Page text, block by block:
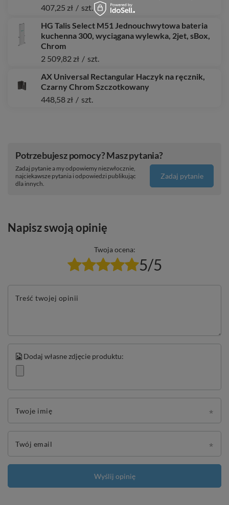
407,25 zł / szt.
HG Talis Select M51 Jednouchwytowa bateria
kuchenna 300, wyciągana wylewka, 2jet, sBox,
Chrom
2 509,82 zł / szt.
AX Universal Rectangular Haczyk na ręcznik,
Czarny Chrom Szczotkowany
448,58 zł / szt.
Potrzebujesz pomocy? Masz pytania?
Zadaj pytanie a my odpowiemy niezwłocznie,
najciekawsze pytania i odpowiedzi publikując
dla innych.
Zadaj pytanie
Napisz swoją opinię
Twoja ocena:
5/5
Treść twojej opinii
Dodaj własne zdjęcie produktu:
Twoje imię
Twój email
Wyślij opinię